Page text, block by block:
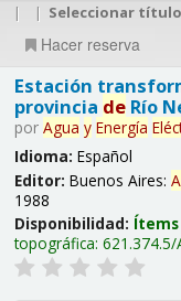
| | Seleccionar
Hacer reserva
Estación
provincia deRío
por Agua y Energía
Idioma: Español
Editor: Buenos Aires:
1988
Disponibilidad:
topográfica: 621.374.5/